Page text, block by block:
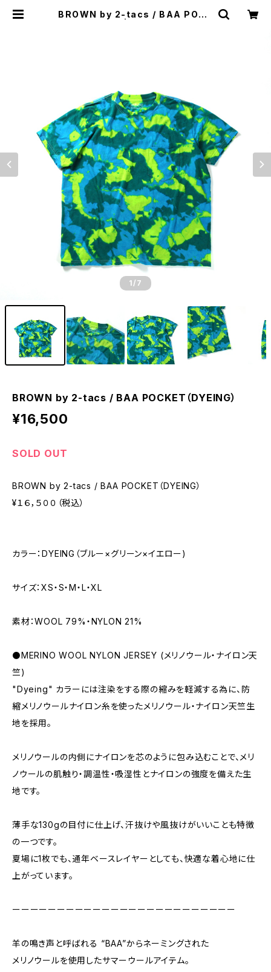
BROWN by 2-tacs / BAA POCK
1 /7
BROWN by 2-tacs / BAA POCKET（DYEING）
¥16,500
SOLD OUT
BROWN by 2-tacs / BAA POCKET（DYEING）
¥１６，５００（税込）
カラー：DYEING（ブルー×グリーン×イエロー)
サイズ：XS・S・M・L・XL
素材：WOOL 79%・NYLON 21%
⚫️MERINO WOOL NYLON JERSEY (メリノウール・ナイロン天
竺)
"Dyeing" カラーには注染をする際の縮みを軽減する為に、防
縮メリノウールナイロン糸を使ったメリノウール・ナイロン天竺生
地を採用。
メリノウールの内側にナイロンを芯のように包み込むことで、メリ
ノウールの肌触り・調温性・吸湿性とナイロンの強度を備えた生
地です。
薄手な130gの目付に仕上げ、汗抜けや風抜けがいいことも特徴
の一つです。
夏場に1枚でも、通年ベースレイヤーとしても、快適な着心地に仕
上がっています。
ーーーーーーーーーーーーーーーーーーーーーーーーー
羊の鳴き声と呼ばれる “BAA”からネーミングされた
メリノウールを使用したサマーウールアイテム。